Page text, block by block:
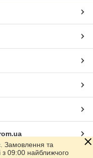
Замовлення та
з 09:00 найближчого